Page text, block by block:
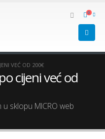
0
VEĆ OD 200€
cijeni već od
sklopu MICRO web